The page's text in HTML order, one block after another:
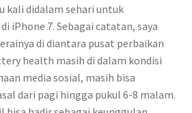
kali didalam sehari untuk
iPhone 7. Sebagai catatan, saya
di diantara pusat perbaikan
health masih di dalam kondisi
media sosial, masih bisa
dari pagi hingga pukul 6-8 malam.